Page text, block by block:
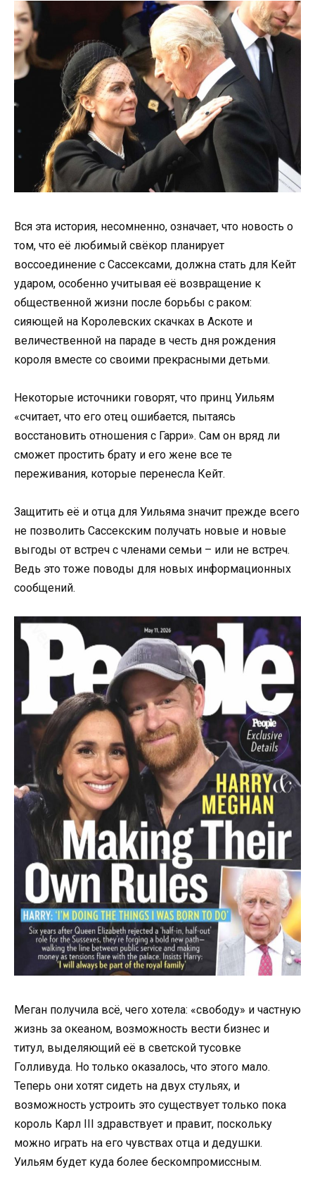
Вся эта история, несомненно, означает, что новость о
том, что её любимый свёкор планирует
воссоединение с Сассексами, должна стать для Кейт
ударом, особенно учитывая её возвращение к
общественной жизни после борьбы с раком:
сияющей на Королевских скачках в Аскоте и
величественной на параде в честь дня рождения
короля вместе со своими прекрасными детьми.
Некоторые источники говорят, что принц Уильям
«считает, что его отец ошибается, пытаясь
восстановить отношения с Гарри». Сам он вряд ли
сможет простить брату и его жене все те
переживания, которые перенесла Кейт.
Защитить её и отца для Уильяма значит прежде всего
не позволить Сассекским получать новые и новые
выгоды от встреч с членами семьи – или не встреч.
Ведь это тоже поводы для новых информационных
сообщений.
Меган получила всё, чего хотела: «свободу» и частную
жизнь за океаном, возможность вести бизнес и
титул, выделяющий её в светской тусовке
Голливуда. Но только оказалось, что этого мало.
Теперь они хотят сидеть на двух стульях, и
возможность устроить это существует только пока
король Карл III здравствует и правит, поскольку
можно играть на его чувствах отца и дедушки.
Уильям будет куда более бескомпромиссным.